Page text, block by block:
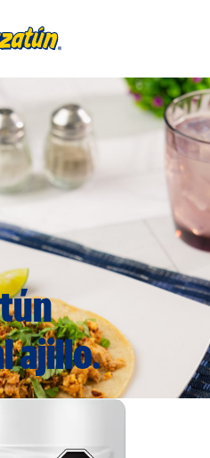
ajillo.